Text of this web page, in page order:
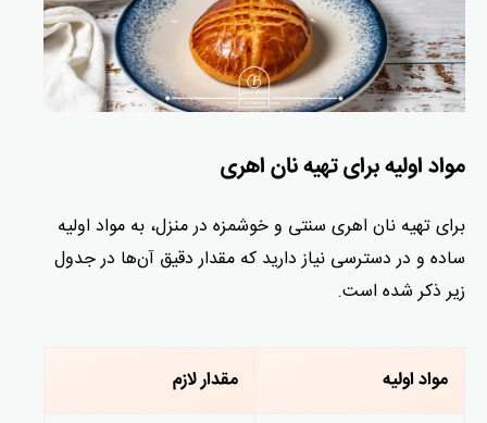
مواد اولیه برای تهیه نان اهری
برای تهیه نان اهری سنتی و خوشمزه در منزل، به مواد اولیه
ساده و در دسترسی نیاز دارید که مقدار دقیق آن‌ها در جدول
زیر ذکر شده است.
مواد اولیه مقدار لازم